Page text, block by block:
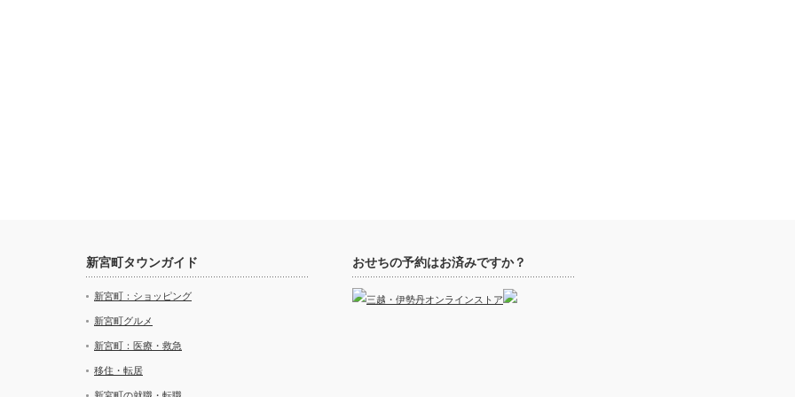
新宮町タウンガイド
新宮町：ショッピング
新宮町グルメ
新宮町：医療・救急
移住・転居
おせちの予約はお済みですか？